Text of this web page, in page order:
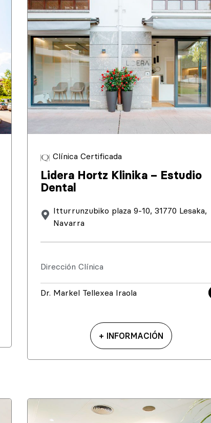
Clínica Certificada
Lidera Hortz Klinika – Estudio
Dental
Itturrunzubiko plaza 9-10, 31770 Lesaka,
Navarra
Dirección Clínica
Dr. Markel Tellexea Iraola
+ INFORMACIÓN